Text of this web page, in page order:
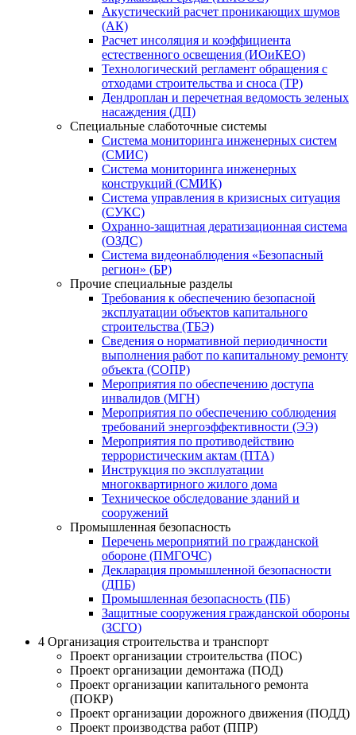
Акустический расчет проникающих шумов
(АК)
Расчет инсоляция и коэффициента
естественного освещения (ИОиКЕО)
Технологический регламент обращения с
отходами строительства и сноса (ТР)
Дендроплан и перечетная ведомость зеленых
насаждения (ДП)
Специальные слаботочные системы
Система мониторинга инженерных систем
(СМИС)
Система мониторинга инженерных
конструкций (СМИК)
Система управления в кризисных ситуация
(СУКС)
Охранно-защитная дератизационная система
(ОЗДС)
Система видеонаблюдения «Безопасный
регион» (БР)
Прочие специальные разделы
Требования к обеспечению безопасной
эксплуатации объектов капитального
строительства (ТБЭ)
Сведения о нормативной периодичности
выполнения работ по капитальному ремонту
объекта (СОПР)
Мероприятия по обеспечению доступа
инвалидов (МГН)
Мероприятия по обеспечению соблюдения
требований энергоэффективности (ЭЭ)
Мероприятия по противодействию
террористическим актам (ПТА)
Инструкция по эксплуатации
многоквартирного жилого дома
Техническое обследование зданий и
сооружений
Промышленная безопасность
Перечень мероприятий по гражданской
обороне (ПМГОЧС)
Декларация промышленной безопасности
(ДПБ)
Промышленная безопасность (ПБ)
Защитные сооружения гражданской обороны
(ЗСГО)
4 Организация строительства и транспорт
Проект организации строительства (ПОС)
Проект организации демонтажа (ПОД)
Проект организации капитального ремонта
(ПОКР)
Проект организации дорожного движения (ПОДД)
Проект производства работ (ППР)